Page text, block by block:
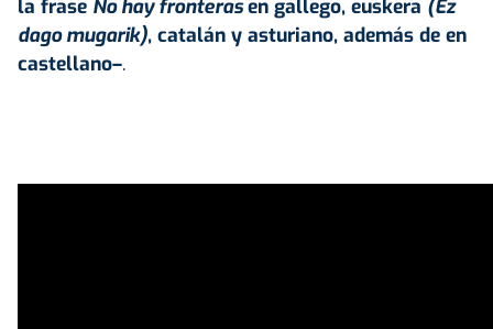
la frase No hay fronterasen gallego, euskera (Ez
dago mugarik), catalán y asturiano, además de en
castellano–.